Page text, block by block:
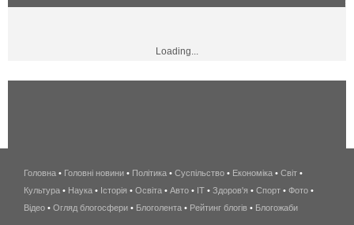
Loading...
беспроводной
интернет
киев
Головна • Головні новини • Політика • Суспільство • Економіка • Світ •
Культура • Наука • Історія • Освіта • Авто • IT • Здоров'я • Спорт • Фото •
Відео • Огляд блогосфери • Блоголента • Рейтинг блогів • Блогожаби